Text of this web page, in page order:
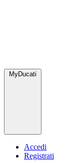
MyDucati
Accedi
Registrati